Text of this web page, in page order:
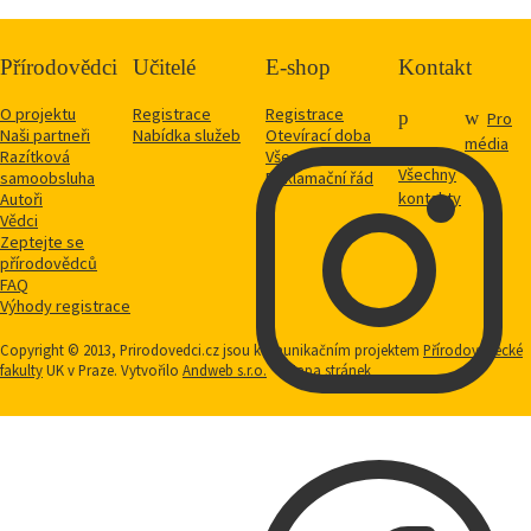
Přírodovědci
O projektu
Naši partneři
Razítková
samoobsluha
Autoři
Vědci
Zeptejte se
přírodovědců
FAQ
Výhody registrace
Učitelé
Registrace
Nabídka služeb
E-shop
Registrace
Otevírací doba
Vše o nákupu
Reklamační řád
Kontakt
Všechny
kontakty
Pro
média
Copyright © 2013, Prirodovedci.cz jsou komunikačním projektem Přírodovědecké
fakultyUK v Praze. Vytvořilo Andweb s.r.o. Mapa stránek